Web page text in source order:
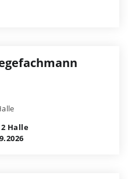
Halle